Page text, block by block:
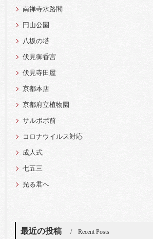
南禅寺水路閣
円山公園
八坂の塔
伏見御香宮
伏見寺田屋
京都本店
京都府立植物園
サルボボ前
コロナウイルス対応
成人式
七五三
光る君へ
最近の投稿 Recent Posts